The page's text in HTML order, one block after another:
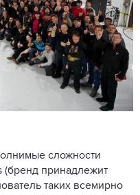
сложности
(бренд принадлежит
таких всемирно